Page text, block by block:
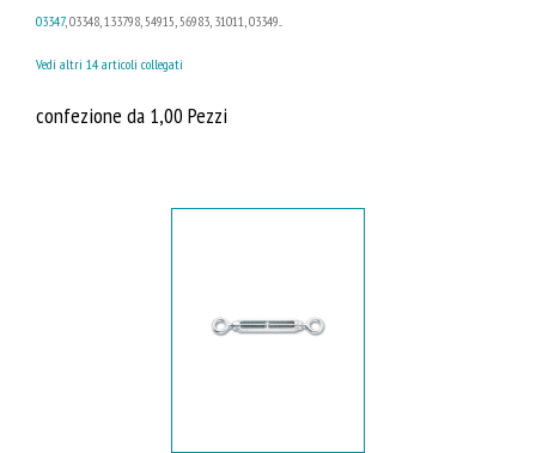
03347, 03348, 133798, 54915, 56983, 31011, 03349...
Vedi altri 14 articoli collegati
confezione da 1,00 Pezzi